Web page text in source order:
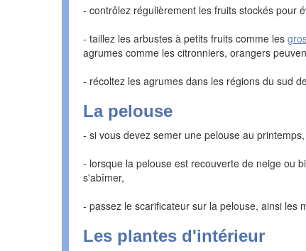
- contrôlez régulièrement les fruits stockés pour
- taillez les arbustes à petits fruits comme les
agrumes comme les citronniers, orangers
- récoltez les agrumes dans les régions du sud
La pelouse
- si vous devez semer une pelouse au
- lorsque la pelouse est recouverte de neige ou
s'abîmer,
- passez le scarificateur sur la pelouse, ainsi les
Les plantes d'intérieur